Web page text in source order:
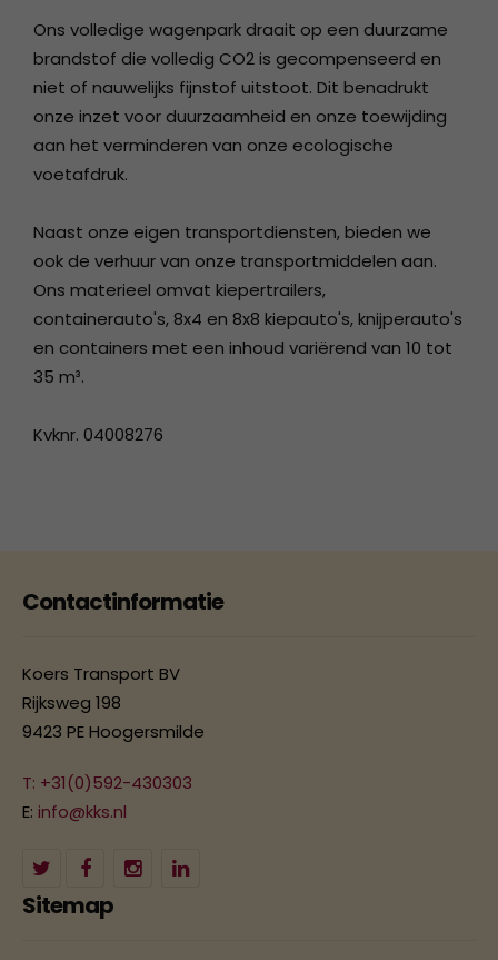
Ons volledige wagenpark draait op een duurzame
brandstof die volledig CO2 is gecompenseerd en
niet of nauwelijks fijnstof uitstoot. Dit benadrukt
onze inzet voor duurzaamheid en onze toewijding
aan het verminderen van onze ecologische
voetafdruk.
Naast onze eigen transportdiensten, bieden we
ook de verhuur van onze transportmiddelen aan.
Ons materieel omvat kiepertrailers,
containerauto's, 8x4 en 8x8 kiepauto's, knijperauto's
en containers met een inhoud variërend van 10 tot
35 m³.
Kvknr. 04008276
Contactinformatie
Koers Transport BV
Rijksweg 198
9423 PE Hoogersmilde
T: +31(0)592-430303
E: info@kks.nl
Sitemap